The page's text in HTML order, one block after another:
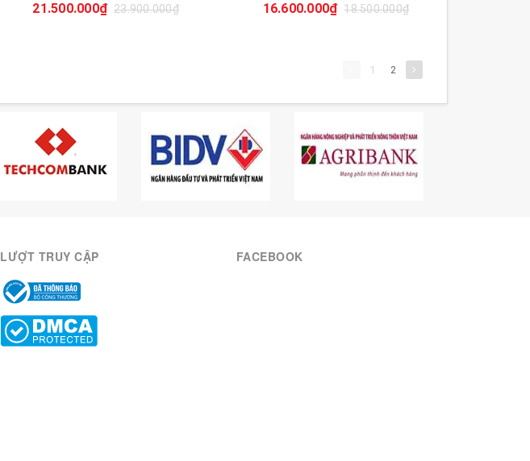
21.500.000₫ 23.900.000₫ 16.600.000₫ 18.500.000₫
1 2
LƯỢT TRUY CẬP FACEBOOK